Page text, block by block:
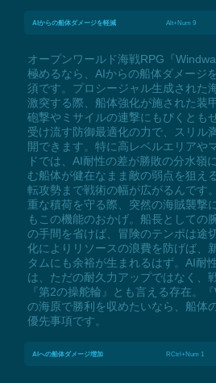
AIからの船体ダメージを軽減 Alt+Num 9
オープンワールド海戦RPG『
極めるなら、AIからの船体ダメージ
須です。プロシージャル生成された
激突する際、船体強化が施された装
砲撃やミサイルの連撃にもびくとも
受け流す防御最適化の力で、スリル
開できます。特に高レベルエリアや
ドでは、AI耐性の差が勝敗の分水嶺
む船体が健在なまま敵の弱点を狙え
転攻勢まで戦術の幅が広がるんです
重な積荷を守る際、突然の海賊襲撃
もこの機能のおかげ。船長としての
の手間を省けば、冒険のテンポは途
化によりリソースの浪費を防げば、
タムにも余裕が生まれるはず。AI耐
は、ただの耐久力アップではなく、
『第2の操舵輪』とも言える存在。
の海原で勝利を収めたいなら、船体
優先事項です。
AIへの船体ダメージ増加 RCtrl+Num 1